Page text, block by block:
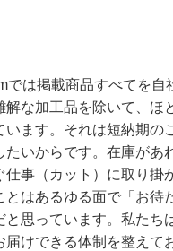
では掲載商品すべてを自
解な加工品を除いて、ほ
います。それは短納期の
たいからです。在庫があ
仕事（カット）に取り掛
とはあるゆる面で「お待
と思っています。私たち
届けできる体制を整えて